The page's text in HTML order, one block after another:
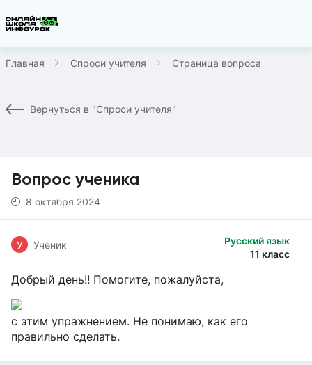
Главная Спроси учителя Страница вопроса
Вернуться в "Спроси учителя"
Вопрос ученика
8 октября 2024
Русский язык
11 класс
У Ученик
Добрый день!! Помогите, пожалуйста,
с этим упражнением. Не понимаю, как его
правильно сделать.